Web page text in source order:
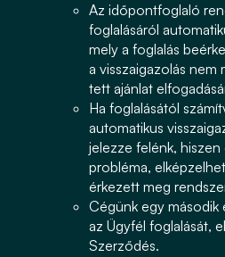
Az időpontfoglaló
foglalásáról
mely a foglalás
a visszaigazolás nem
tett ajánlat
Ha foglalásától
automatikus
jelezze felénk,
probléma,
érkezett meg
Cégünk egy második
az Ügyfél foglalását,
Szerződés.